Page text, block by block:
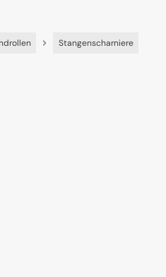
Stangenscharniere